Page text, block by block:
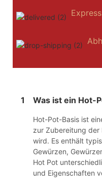
1 Was ist ein Hot-
Hot-Pot-Basis ist
zur Zubereitung
wird. Es enthält
Gewürzen,
Hot Pot
und Eigenschaften